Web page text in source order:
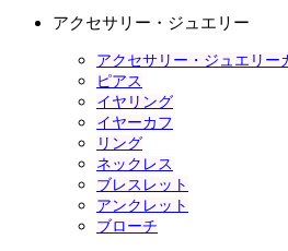
アクセサリー・ジュエリー
アクセサリー・ジュエリー
ピアス
イヤリング
イヤーカフ
リング
ネックレス
ブレスレット
アンクレット
ブローチ